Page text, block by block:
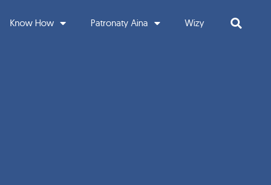
Know How Patronaty Aina Wizy